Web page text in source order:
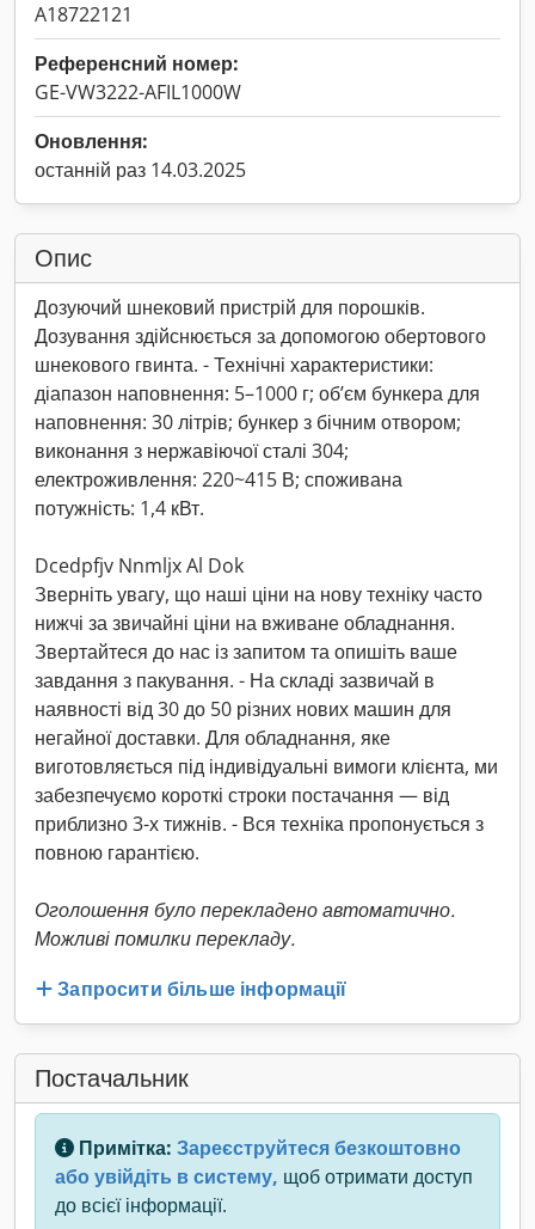
A18722121
Референсний номер:
GE-VW3222-AFIL1000W
Оновлення:
останній раз 14.03.2025
Опис
Дозуючий шнековий пристрій для порошків.
Дозування здійснюється за допомогою обертового
шнекового гвинта. - Технічні характеристики:
діапазон наповнення: 5–1000 г; об’єм бункера для
наповнення: 30 літрів; бункер з бічним отвором;
виконання з нержавіючої сталі 304;
електроживлення: 220~415 В; споживана
потужність: 1,4 кВт.
Dcedpfjv Nnmljx Al Dok
Зверніть увагу, що наші ціни на нову техніку часто
нижчі за звичайні ціни на вживане обладнання.
Звертайтеся до нас із запитом та опишіть ваше
завдання з пакування. - На складі зазвичай в
наявності від 30 до 50 різних нових машин для
негайної доставки. Для обладнання, яке
виготовляється під індивідуальні вимоги клієнта, ми
забезпечуємо короткі строки постачання — від
приблизно 3-х тижнів. - Вся техніка пропонується з
повною гарантією.
Оголошення було перекладено автоматично.
Можливі помилки перекладу.
Запросити більше інформації
Постачальник
Примітка: Зареєструйтеся безкоштовно
або увійдіть в систему, щоб отримати доступ
до всієї інформації.